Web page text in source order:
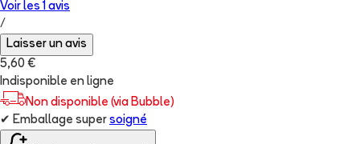
Voir les 1 avis
/
Laisser un avis
5,60 €
Indisponible en ligne
Non disponible (via Bubble)
✔ Emballage super soigné